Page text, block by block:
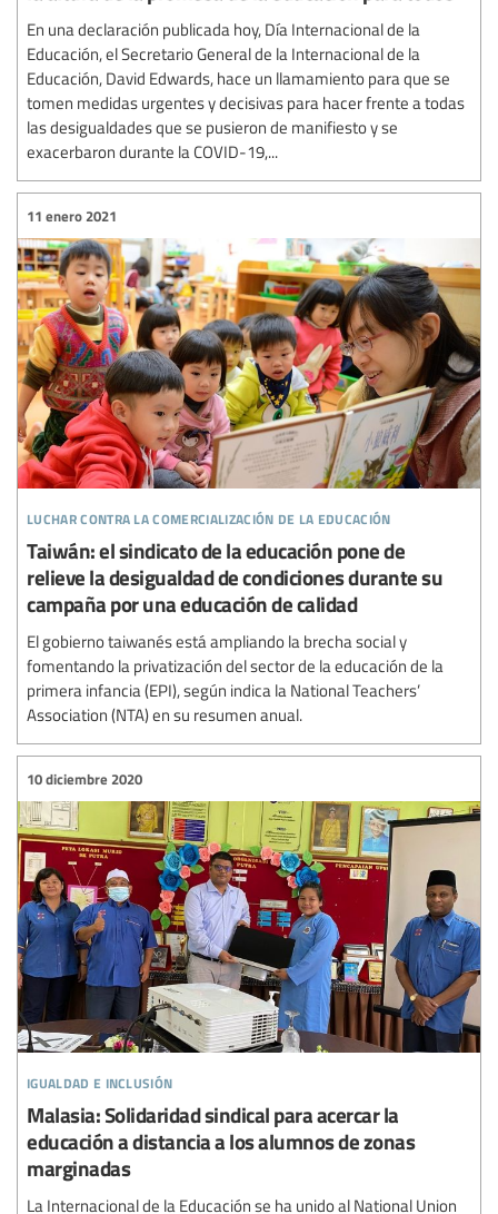
En una declaración publicada hoy, Día Internacional de la
Educación, el Secretario General de la Internacional de la
Educación, David Edwards, hace un llamamiento para que se
tomen medidas urgentes y decisivas para hacer frente a todas
las desigualdades que se pusieron de manifiesto y se
exacerbaron durante la COVID-19,...
luchar contra la comercialización de la educación
11 enero 2021
Taiwán: el sindicato de la educación pone de
relieve la desigualdad de condiciones durante su
campaña por una educación de calidad
El gobierno taiwanés está ampliando la brecha social y
fomentando la privatización del sector de la educación de la
primera infancia (EPI), según indica la National Teachers’
Association (NTA) en su resumen anual.
igualdad e inclusión
10 diciembre 2020
Malasia: Solidaridad sindical para acercar la
educación a distancia a los alumnos de zonas
marginadas
La Internacional de la Educación se ha unido al National Union